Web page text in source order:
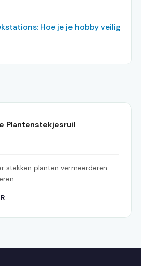
Hoe je je hobby veilig
Plantenstekjesruil
stekken planten vermeerderen